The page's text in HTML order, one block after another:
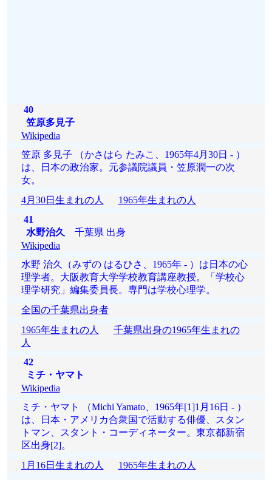
40
笠原多見子
Wikipedia
笠原 多見子 （かさはら たみこ、1965年4月30日 - ）
は、日本の政治家。元参議院議員・笠原潤一の次
女。
4月30日生まれの人
1965年生まれの人
41
水野治久 千葉県 出身
Wikipedia
水野 治久（みずの はるひさ、1965年 - ）は日本の心
理学者。大阪教育大学学校教育講座教授。「学校心
理学研究」編集委員長。専門は学校心理学。
全国の千葉県出身者
1965年生まれの人
千葉県出身の1965年生まれの
人
42
ミチ・ヤマト
Wikipedia
ミチ・ヤマト （Michi Yamato、1965年[1]1月16日 - ）
は、日本・アメリカ合衆国で活動する俳優、スタン
トマン、スタント・コーディネーター。東京都新宿
区出身[2]。
1月16日生まれの人
1965年生まれの人